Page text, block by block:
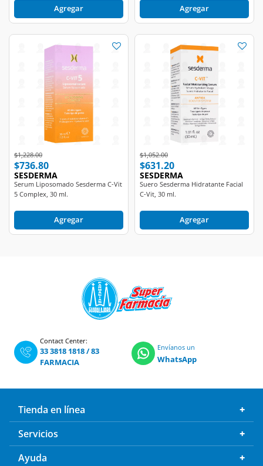
Agregar Agregar
Price reduced from
$1,228.00to
$736.80
SESDERMA
Serum Liposomado Sesderma C-Vit
5 Complex, 30 ml.
Agregar
Price reduced from
$1,052.00to
$631.20
SESDERMA
Suero Sesderma Hidratante Facial
C-Vit, 30 ml.
Agregar
Contact Center:
33 3818 1818/83
FARMACIA
Envíanos un
WhatsApp
Tienda en línea
Servicios
Ayuda